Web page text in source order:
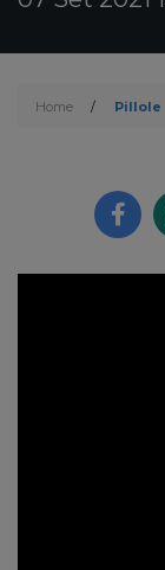
Home / Pillole